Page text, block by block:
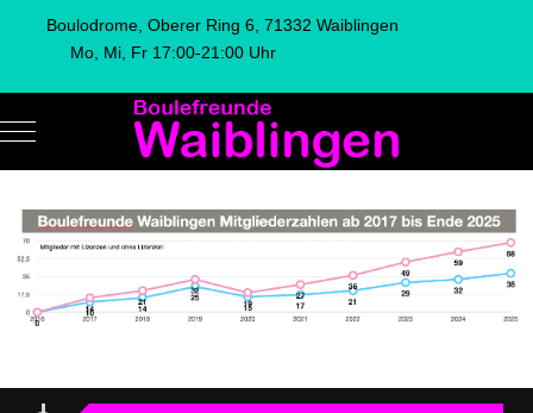
Boulodrome, Oberer Ring 6, 71332 Waiblingen
Mo, Mi, Fr 17:00-21:00 Uhr
Mobile Menu Toggle